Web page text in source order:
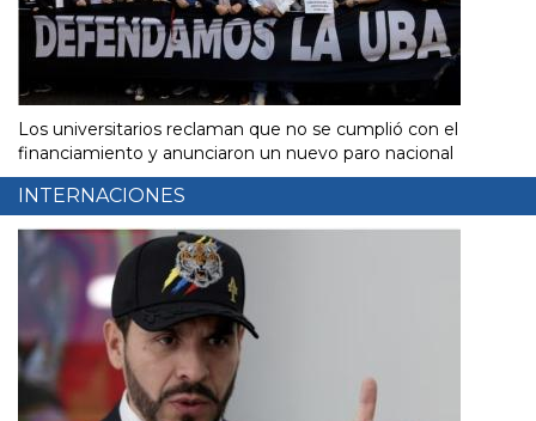
Los universitarios reclaman que no se cumplió con el
financiamiento y anunciaron un nuevo paro nacional
INTERNACIONES